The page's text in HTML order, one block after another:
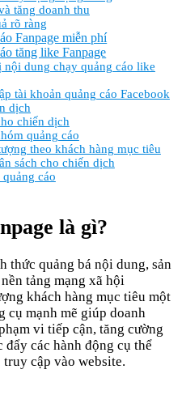
tăng doanh thu
rõ ràng
Fanpage miễn phí
tăng like Fanpage
nội dung chạy quảng cáo like
tài khoản quảng cáo Facebook
dịch
chiến dịch
quảng cáo
theo khách hàng mục tiêu
sách cho chiến dịch
cáo
là gì?
thức quảng bá nội dung, sản
tảng mạng xã hội
khách hàng mục tiêu một
cụ mạnh mẽ giúp doanh
vi tiếp cận, tăng cường
các hành động cụ thể
cập vào website.